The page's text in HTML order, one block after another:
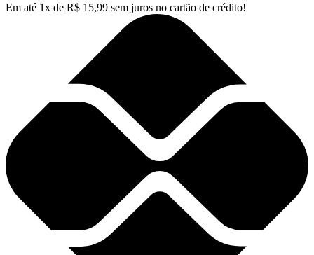
Em até 1x de R$ 15,99 sem juros no cartão de crédito!